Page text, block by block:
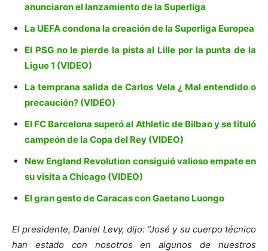
anunciaron el lanzamiento de la Superliga
La UEFA condena la creación de la Superliga Europea
El PSG no le pierde la pista al Lille por la punta de la
Ligue 1 (VIDEO)
La temprana salida de Carlos Vela ¿ Mal entendido o
precaución? (VIDEO)
El FC Barcelona superó al Athletic de Bilbao y se tituló
campeón de la Copa del Rey (VIDEO)
New England Revolution consiguió valioso empate en
su visita a Chicago (VIDEO)
El gran gesto de Caracas con Gaetano Luongo
El presidente, Daniel Levy, dijo: “José y su cuerpo técnico
han estado con nosotros en algunos de nuestros